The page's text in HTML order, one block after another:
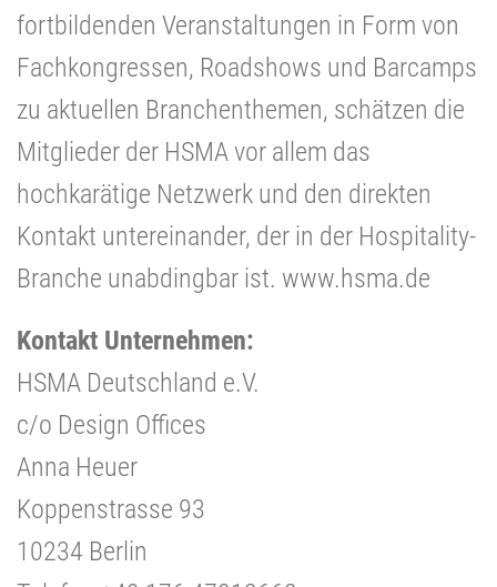
fortbildenden Veranstaltungen in Form von
Fachkongressen, Roadshows und Barcamps
zu aktuellen Branchenthemen, schätzen die
Mitglieder der HSMA vor allem das
hochkarätige Netzwerk und den direkten
Kontakt untereinander, der in der Hospitality-
Branche unabdingbar ist. www.hsma.de
Kontakt Unternehmen:
HSMA Deutschland e.V.
c/o Design Offices
Anna Heuer
Koppenstrasse 93
10234 Berlin